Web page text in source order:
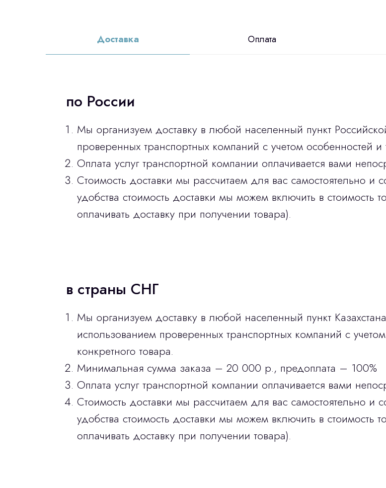
Доставка Оплата
по России
Мы организуем доставку в любой населенный пункт
проверенных транспортных компаний с учетом особенностей и
Оплата услуг транспортной компании оплачивается вами
Стоимость доставки мы рассчитаем для вас самостоятельно
удобства стоимость доставки мы можем включить в стоимость
оплачивать доставку при получении товара).
в страны СНГ
Мы организуем доставку в любой населенный пункт
использованием проверенных транспортных компаний с
конкретного товара.
Минимальная сумма заказа – 20 000 р., предоплата – 100%
Оплата услуг транспортной компании оплачивается вами
Стоимость доставки мы рассчитаем для вас самостоятельно
удобства стоимость доставки мы можем включить в стоимость
оплачивать доставку при получении товара).